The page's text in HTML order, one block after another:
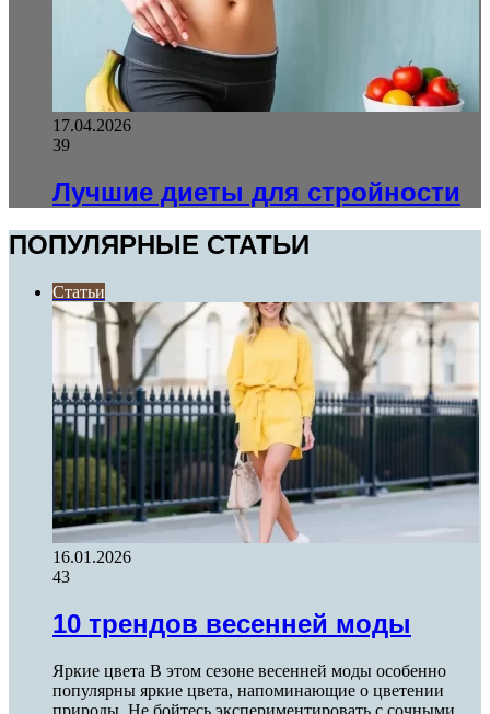
17.04.2026
39
Лучшие диеты для стройности
ПОПУЛЯРНЫЕ СТАТЬИ
Статьи
16.01.2026
43
10 трендов весенней моды
Яркие цвета В этом сезоне весенней моды особенно
популярны яркие цвета, напоминающие о цветении
природы. Не бойтесь экспериментировать с сочными…